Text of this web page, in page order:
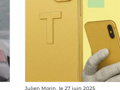
Julien Morin, le 27 juin 2025